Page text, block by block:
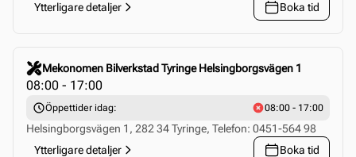
Ytterligare detaljer
Boka tid
Mekonomen Bilverkstad Tyringe Helsingborgsvägen 1
08:00 - 17:00
Öppettider idag: 08:00 - 17:00
Helsingborgsvägen 1, 282 34 Tyringe, Telefon: 0451-564 98
Ytterligare detaljer
Boka tid
Click to select this store